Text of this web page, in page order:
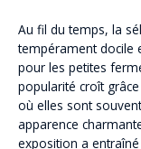
Au fil du temps, la
tempérament docile
pour les petites
popularité croît
où elles sont
apparence
exposition a